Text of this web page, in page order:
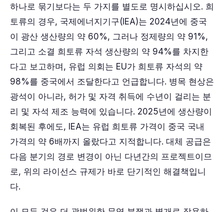
하나로 묶기보다는 두 가지를 별도로 명시하십시오. 희
토류의 경우, 국제에너지기구(IEA)는 2024년에 중국
이 광산 생산량의 약 60%, 그러나 정제량의 약 91%,
그리고 소결 희토류 자석 생산량의 약 94%를 차지한
다고 보고하며, 유럽 의회는 EU가 희토류 자석의 약
98%를 중국에서 조달한다고 언급합니다. 병목 현상은
광석이 아니라, 허가 및 자격 취득에 수년이 걸리는 분
리 및 자석 제조 능력에 있습니다. 2025년에 생산량이
회복된 후에도, IEA는 유럽 희토류 가격이 중국 국내
가격의 약 6배까지 올랐다고 지적합니다. 대체 공급은
다음 분기의 경로 변경이 아닌 다년간의 프로젝트이므
로, 위의 라이선스 규제가 바로 단기적인 해결책입니
다.